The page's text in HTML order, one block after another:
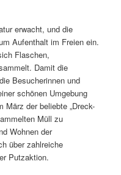
erwacht, und die
Aufenthalt im Freien ein.
Flaschen,
Damit die
Besucherinnen und
schönen Umgebung
März der beliebte „Dreck-
Müll zu
Wohnen der
über zahlreiche
Putzaktion.